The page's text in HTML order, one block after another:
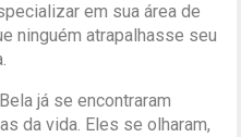
em sua área de
ninguém atrapalhasse seu
já se encontraram
da vida. Eles se olharam,